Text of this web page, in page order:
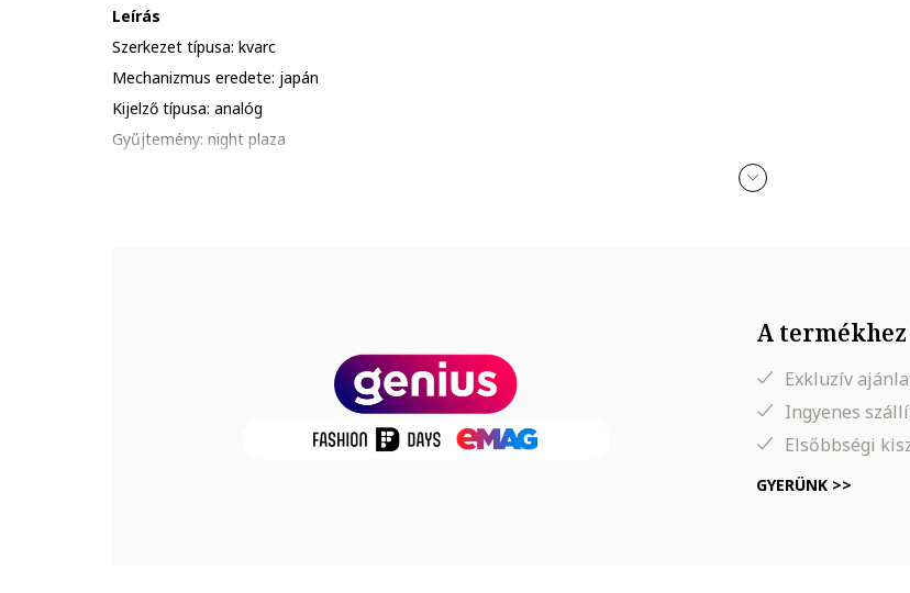
Leírás
Szerkezet típusa: kvarc
Mechanizmus eredete: japán
Kijelző típusa: analóg
Gyűjtemény: night plaza
Részletek: logó a számlapon, kerüld a termék ütődését, karcolódását; alkohollal, parfümmel, acetonnal,
tedd ki túlzott hőhatásnak., ip bevonat, megerősített bevonattal
A
Exkluzív
Ingyenes
Elsőbbségi
GYERÜNK >>